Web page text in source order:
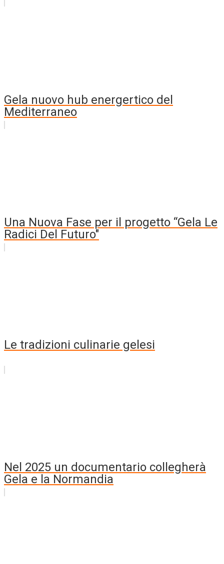
Gela nuovo hub energertico del
Mediterraneo
Una Nuova Fase per il progetto “Gela Le
Radici Del Futuro"
Le tradizioni culinarie gelesi
Nel 2025 un documentario collegherà
Gela e la Normandia